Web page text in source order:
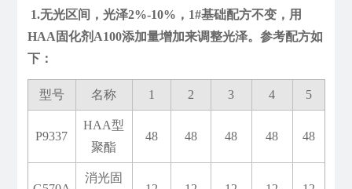
1.无光区间，光泽2%-10%，1#基础配方不变，用
HAA固化剂A100添加量增加来调整光泽。参考配方如
下：
型号 名称 1 2 3 4 5
P9337
HAA型
聚酯
48 48 48 48 48
消光固